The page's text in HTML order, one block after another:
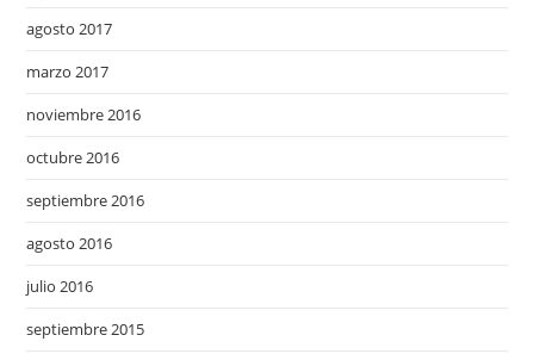
agosto 2017
marzo 2017
noviembre 2016
octubre 2016
septiembre 2016
agosto 2016
julio 2016
septiembre 2015